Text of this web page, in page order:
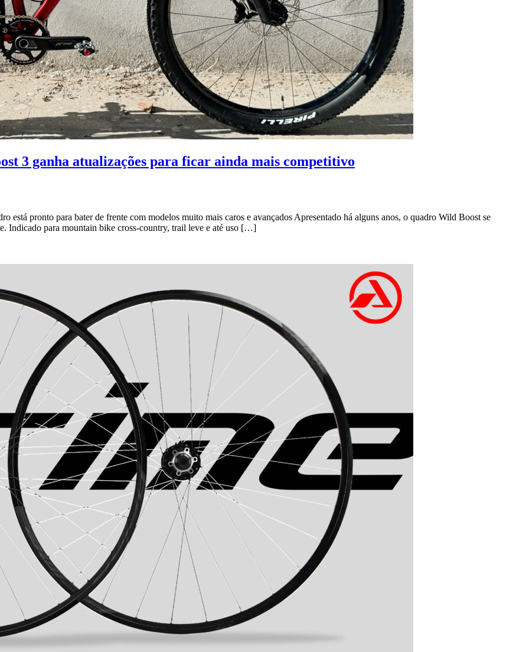
3 ganha atualizações para ficar ainda mais competitivo
está pronto para bater de frente com modelos muito mais caros e avançados Apresentado há alguns anos, o quadro Wild Boost se
Indicado para mountain bike cross-country, trail leve e até uso […]